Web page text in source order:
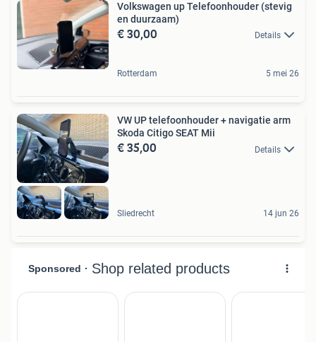
Volkswagen up Telefoonhouder (stevig
en duurzaam)
€ 30,00 Details
Rotterdam 5 mei 26
VW UP telefoonhouder + navigatie arm
Skoda Citigo SEAT Mii
€ 35,00 Details
Sliedrecht 14 jun 26